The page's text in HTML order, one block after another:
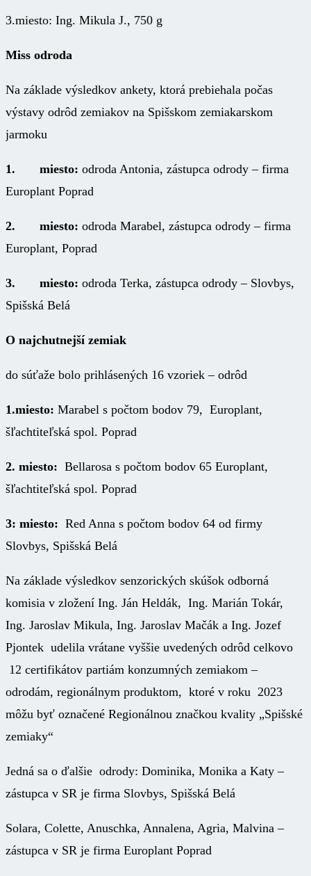
3.miesto: Ing. Mikula J., 750 g
Miss odroda
Na základe výsledkov ankety, ktorá prebiehala počas
výstavy odrôd zemiakov na Spišskom zemiakarskom
jarmoku
1. miesto: odroda Antonia, zástupca odrody – firma
Europlant Poprad
2. miesto: odroda Marabel, zástupca odrody – firma
Europlant, Poprad
3. miesto: odroda Terka, zástupca odrody – Slovbys,
Spišská Belá
O najchutnejší zemiak
do súťaže bolo prihlásených 16 vzoriek – odrôd
1.miesto: Marabel s počtom bodov 79, Europlant,
šľachtiteľská spol. Poprad
2. miesto: Bellarosa s počtom bodov 65 Europlant,
šľachtiteľská spol. Poprad
3: miesto: Red Anna s počtom bodov 64 od firmy
Slovbys, Spišská Belá
Na základe výsledkov senzorických skúšok odborná
komisia v zložení Ing. Ján Heldák, Ing. Marián Tokár,
Ing. Jaroslav Mikula, Ing. Jaroslav Mačák a Ing. Jozef
Pjontek udelila vrátane vyššie uvedených odrôd celkovo
12 certifikátov partiám konzumných zemiakom –
odrodám, regionálnym produktom, ktoré v roku 2023
môžu byť označené Regionálnou značkou kvality „Spišské
zemiaky“
Jedná sa o ďalšie odrody: Dominika, Monika a Katy –
zástupca v SR je firma Slovbys, Spišská Belá
Solara, Colette, Anuschka, Annalena, Agria, Malvina –
zástupca v SR je firma Europlant Poprad